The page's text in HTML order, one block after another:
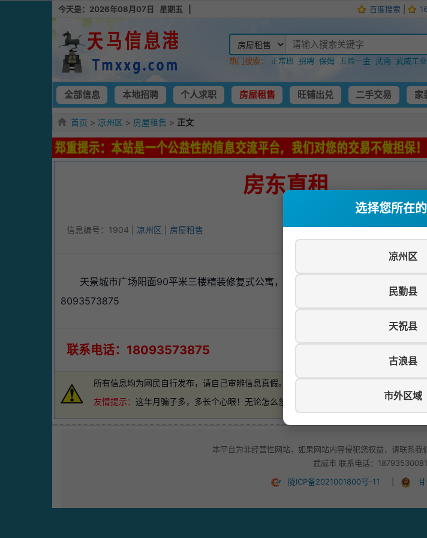
今天是：2026年08月07日 星期五 | 百度搜索
热门搜索： 正常班 招聘 保姆 五险一金 武南 武威工
选择您所在
凉州区
民勤县
天祝县
古浪县
市外区域
全部信息 本地招聘 个人求职 房屋租售 旺铺出兑 二手交易 家
首页 > 凉州区 > 房屋租售 > 正文
房东直租
信息编号：1904 | 凉州区 房屋租售 发布时间：
天景城市广场阳面90平米三楼精装修复式公寓，家具家电齐全。可月租，年租，非
8093573875
联系电话：18093573875
所有信息均为网民自行发布，请自己审辨信息真假。 如有损失，本站概不负责
友情提示： 这年月骗子多，多长个心眼！无论怎么忽悠，不要轻易付款！
本平台为非经营性网站，如果网站内容侵犯您权益，请联系我
武威市 联系电话：
陇ICP备2021001800号-11